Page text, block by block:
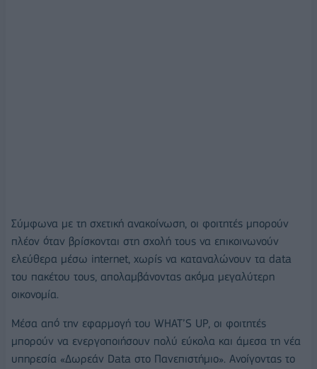
Σύμφωνα με τη σχετική ανακοίνωση, οι φοιτητές μπορούν
πλέον όταν βρίσκονται στη σχολή τους να επικοινωνούν
ελεύθερα μέσω internet, χωρίς να καταναλώνουν τα data
του πακέτου τους, απολαμβάνοντας ακόμα μεγαλύτερη
οικονομία.
Μέσα από την εφαρμογή του WHAT’S UP, οι φοιτητές
μπορούν να ενεργοποιήσουν πολύ εύκολα και άμεσα τη νέα
υπηρεσία «Δωρεάν Data στο Πανεπιστήμιο». Ανοίγοντας το